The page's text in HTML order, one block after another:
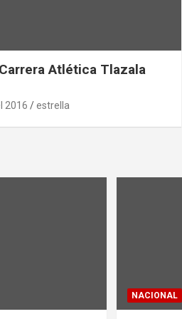
Carrera Atlética Tlazala
2016 estrella
NACIONAL